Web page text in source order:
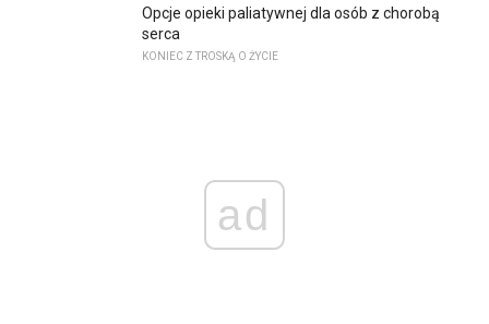
Opcje opieki paliatywnej dla osób z chorobą
serca
KONIEC Z TROSKĄ O ŻYCIE
ad